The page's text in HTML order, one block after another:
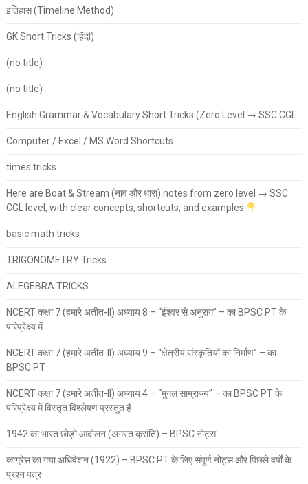
इतिहास (Timeline Method)
GK Short Tricks (हिंदी)
(no title)
(no title)
English Grammar & Vocabulary Short Tricks (Zero Level → SSC CGL
Computer / Excel / MS Word Shortcuts
times tricks
Here are Boat & Stream (नाव और धारा) notes from zero level → SSC
CGL level, with clear concepts, shortcuts, and examples
basic math tricks
TRIGONOMETRY Tricks
ALEGEBRA TRICKS
NCERT कक्षा 7 (हमारे अतीत-II) अध्याय 8 – “ईश्वर से अनुराग” – का BPSC PT के
परिप्रेक्ष्य में
NCERT कक्षा 7 (हमारे अतीत-II) अध्याय 9 – “क्षेत्रीय संस्कृतियों का निर्माण” – का
BPSC PT
NCERT कक्षा 7 (हमारे अतीत-II) अध्याय 4 – “मुगल साम्राज्य” – का BPSC PT के
परिप्रेक्ष्य में विस्तृत विश्लेषण प्रस्तुत है
1942 का भारत छोड़ो आंदोलन (अगस्त क्रांति) – BPSC नोट्स
कांग्रेस का गया अधिवेशन (1922) – BPSC PT के लिए संपूर्ण नोट्स और पिछले वर्षों के
प्रश्न पत्र